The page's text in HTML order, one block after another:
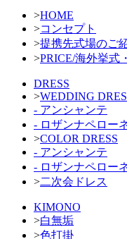
>HOME
>コンセプト
>提携先式場のご
>PRICE/海外挙式
DRESS
>WEDDING
- アンシャンテ
- ロザンナペロー
>COLOR DRESS
- アンシャンテ
- ロザンナペロー
>二次会ドレス
KIMONO
>白無垢
>色打掛